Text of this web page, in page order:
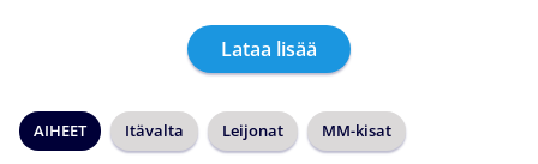
Lataa lisää
AIHEET Itävalta Leijonat MM-kisat